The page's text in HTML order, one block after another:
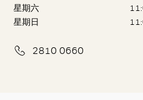
星期六
星期日
2810 0660